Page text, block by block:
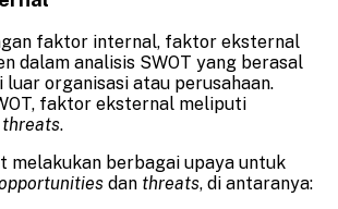
faktor internal, faktor eksternal
dalam analisis SWOT yang berasal
luar organisasi atau perusahaan.
faktor eksternal meliputi
threats.
melakukan berbagai upaya untuk
dan threats, di antaranya: